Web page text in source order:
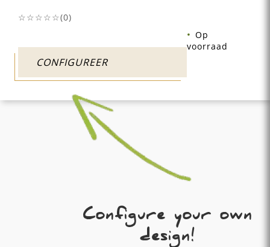
☆☆☆☆☆(0)
CONFIGUREER
Op
voorraad
Configure your own
design!